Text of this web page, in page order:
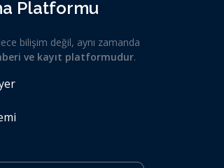
Platformu
bilişim değil, aynı zamanda
ve kayıt platformudur.